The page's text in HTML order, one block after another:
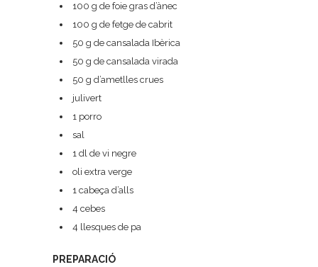
100 g de foie gras d’ànec
100 g de fetge de cabrit
50 g de cansalada Ibèrica
50 g de cansalada virada
50 g d’ametlles crues
julivert
1 porro
sal
1 dl de vi negre
oli extra verge
1 cabeça d’alls
4 cebes
4 llesques de pa
PREPARACIÓ